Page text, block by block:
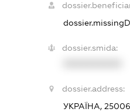
dossier.smida:
dossier.address:
УКРАЇНА,